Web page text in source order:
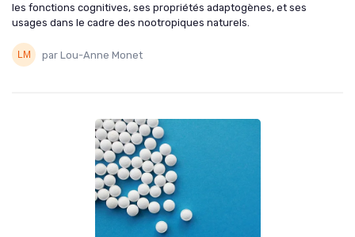
les fonctions cognitives, ses propriétés adaptogènes, et ses
usages dans le cadre des nootropiques naturels.
par Lou-Anne Monet